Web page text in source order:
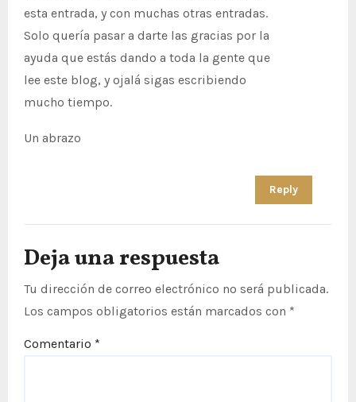
esta entrada, y con muchas otras entradas.
Solo quería pasar a darte las gracias por la
ayuda que estás dando a toda la gente que
lee este blog, y ojalá sigas escribiendo
mucho tiempo.
Un abrazo
Reply
Deja una respuesta
Tu dirección de correo electrónico no será publicada.
Los campos obligatorios están marcados con *
Comentario *